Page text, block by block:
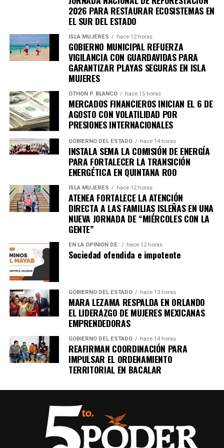
2026 PARA RESTAURAR ECOSISTEMAS EN
EL SUR DEL ESTADO
ISLA MUJERES hace 12 horas
GOBIERNO MUNICIPAL REFUERZA
VIGILANCIA CON GUARDAVIDAS PARA
GARANTIZAR PLAYAS SEGURAS EN ISLA
MUJERES
OTHON P. BLANCO hace 15 horas
MERCADOS FINANCIEROS INICIAN EL 6 DE
AGOSTO CON VOLATILIDAD POR
PRESIONES INTERNACIONALES
GOBIERNO DEL ESTADO hace 14 horas
INSTALA SEMA LA COMISIÓN DE ENERGÍA
PARA FORTALECER LA TRANSICIÓN
ENERGÉTICA EN QUINTANA ROO
ISLA MUJERES hace 12 horas
ATENEA FORTALECE LA ATENCIÓN
DIRECTA A LAS FAMILIAS ISLEÑAS EN UNA
NUEVA JORNADA DE “MIÉRCOLES CON LA
GENTE”
EN LA OPINIÓN DE: hace 12 horas
Sociedad ofendida e impotente
GOBIERNO DEL ESTADO hace 13 horas
MARA LEZAMA RESPALDA EN ORLANDO
EL LIDERAZGO DE MUJERES MEXICANAS
EMPRENDEDORAS
GOBIERNO DEL ESTADO hace 14 horas
REAFIRMAN COORDINACIÓN PARA
IMPULSAR EL ORDENAMIENTO
TERRITORIAL EN BACALAR